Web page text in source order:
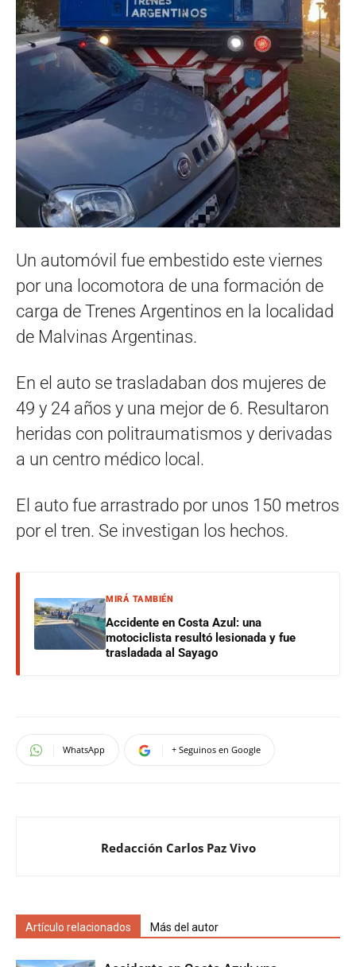
Un automóvil fue embestido este viernes
por una locomotora de una formación de
carga de Trenes Argentinos en la localidad
de Malvinas Argentinas.
En el auto se trasladaban dos mujeres de
49 y 24 años y una mejor de 6. Resultaron
heridas con politraumatismos y derivadas
a un centro médico local.
El auto fue arrastrado por unos 150 metros
por el tren. Se investigan los hechos.
MIRÁ TAMBIÉN
Accidente en Costa Azul: una
motociclista resultó lesionada y fue
trasladada al Sayago
WhatsApp + Seguinos en Google
Redacción Carlos Paz Vivo
Artículo relacionados Más del autor